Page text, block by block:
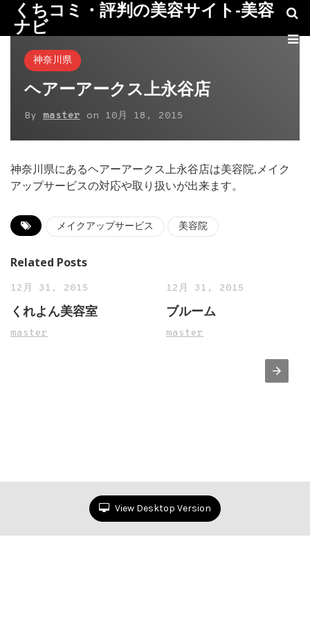
くちコミ・評判の美容サイト-美容
ナビ
神奈川県
ヘアーアークス上永谷店
By master on 10月 18, 2015
神奈川県にあるヘアーアークス上永谷店は美容院,メイク
アップサービスの対応や取り扱いが出来ます。
メイクアップサービス 美容院
Related Posts
12月 31, 2015
くれよん美容室
master
12月 31, 2015
ブルーム
master
View Desktop Version